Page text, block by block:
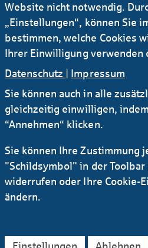
30.04.2020
Datenerhebung G-SIB
PDF | 119,28 KB
Newsletter Research
RSS
Kontakt
Service Sichere E-
Website nicht notwendig.
„Einstellungen“, können Sie
bestimmen, welche Cookies
Ihrer Einwilligung verwenden
Datenschutz | Impressum
Sie können auch in alle
gleichzeitig einwilligen,
“Annehmen“ klicken.
Sie können Ihre Zustimmung
"Schildsymbol" in der Toolbar
widerrufen oder Ihre Cookie-
ändern.